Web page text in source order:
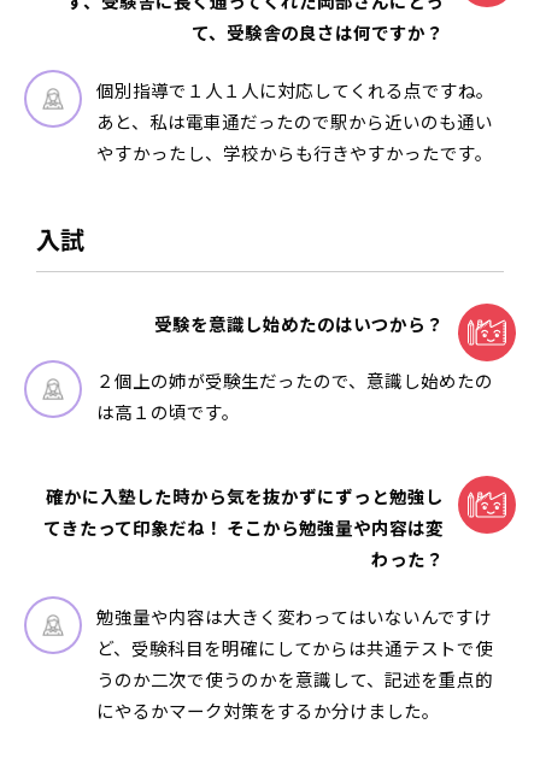
て、受験舎の良さは何ですか？
個別指導で１人１人に対応してくれる点ですね。
あと、私は電車通だったので駅から近いのも通い
やすかったし、学校からも行きやすかったです。
入試
受験を意識し始めたのはいつから？
２個上の姉が受験生だったので、意識し始めたの
は高１の頃です。
確かに入塾した時から気を抜かずにずっと勉強し
てきたって印象だね！ そこから勉強量や内容は変
わった？
勉強量や内容は大きく変わってはいないんですけ
ど、受験科目を明確にしてからは共通テストで使
うのか二次で使うのかを意識して、記述を重点的
にやるかマーク対策をするか分けました。